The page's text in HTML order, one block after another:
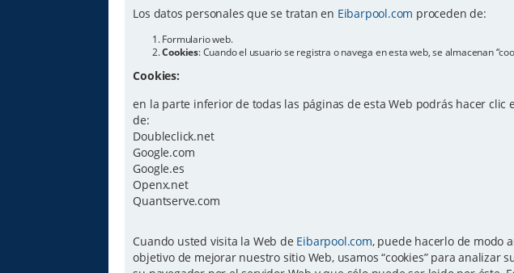
Los datos personales que se tratan en Eibarpool.com proceden de:
Formulario web.
Cookies: Cuando el usuario se registra o navega en esta web, se almacenan
Cookies:
en la parte inferior de todas las páginas de esta Web podrás hacer
de:
Doubleclick.net
Google.com
Google.es
Openx.net
Quantserve.com
Cuando usted visita la Web de Eibarpool.com, puede hacerlo de modo
objetivo de mejorar nuestro sitio Web, usamos “cookies” para analizar